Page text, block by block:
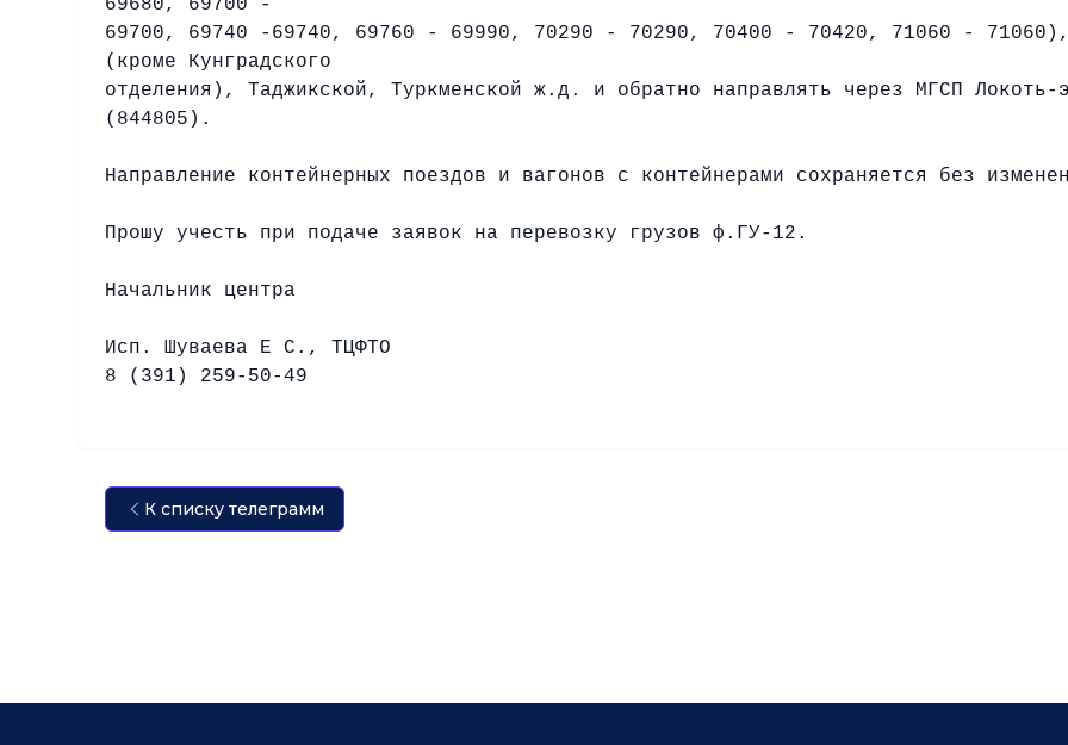
69680, 69700 -
69700, 69740 -69740, 69760 - 69990, 70290 - 70290, 70400 - 70420, 71060 - 71060),
(кроме Кунградского
отделения), Таджикской, Туркменской ж.д. и обратно направлять через МГСП
(844805).
Направление контейнерных поездов и вагонов с контейнерами сохраняется без
Прошу учесть при подаче заявок на перевозку грузов ф.ГУ-12.
Начальник центра
Исп. Шуваева Е С., ТЦФТО
8 (391) 259-50-49
К списку телеграмм